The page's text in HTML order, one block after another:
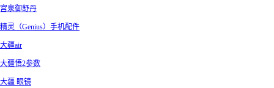
宫泉御舒丹
精灵（Genius）手机配件
大疆air
大疆悟2参数
大疆 眼镜